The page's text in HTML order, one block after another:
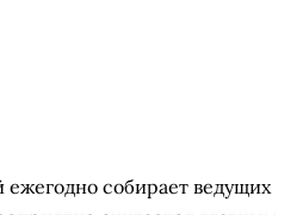
собирает ведущих